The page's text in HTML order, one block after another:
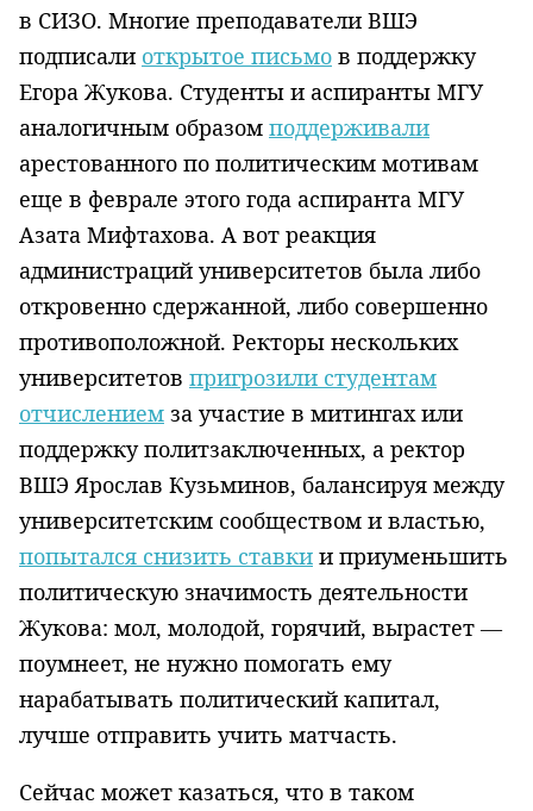
в СИЗО. Многие преподаватели ВШЭ
подписали открытое письмо в поддержку
Егора Жукова. Студенты и аспиранты МГУ
аналогичным образом поддерживали
арестованного по политическим мотивам
еще в феврале этого года аспиранта МГУ
Азата Мифтахова. А вот реакция
администраций университетов была либо
откровенно сдержанной, либо совершенно
противоположной. Ректоры нескольких
университетов пригрозили студентам
отчислением за участие в митингах или
поддержку политзаключенных, а ректор
ВШЭ Ярослав Кузьминов, балансируя между
университетским сообществом и властью,
попытался снизить ставки и приуменьшить
политическую значимость деятельности
Жукова: мол, молодой, горячий, вырастет —
поумнеет, не нужно помогать ему
нарабатывать политический капитал,
лучше отправить учить матчасть.
Сейчас может казаться, что в таком